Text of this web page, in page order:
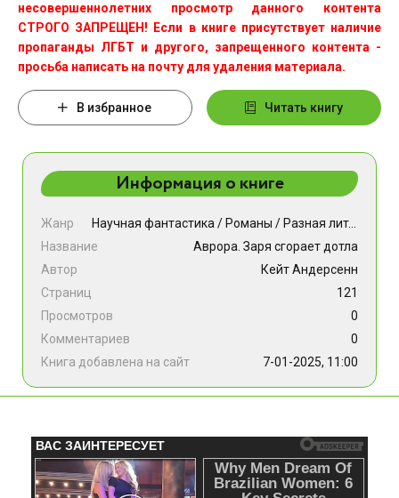
несовершеннолетних просмотр данного контента
СТРОГО ЗАПРЕЩЕН! Если в книге присутствует наличие
пропаганды ЛГБТ и другого, запрещенного контента -
просьба написать на почту для удаления материала.
В избранное Читать книгу
Информация о книге
Жанр Научная фантастика / Романы / Разная литература
Название
Аврора. Заря сгорает дотла
Автор
Кейт Андерсенн
Страниц
121
Просмотров
0
Комментариев
0
Книга добавлена на сайт
7-01-2025, 11:00